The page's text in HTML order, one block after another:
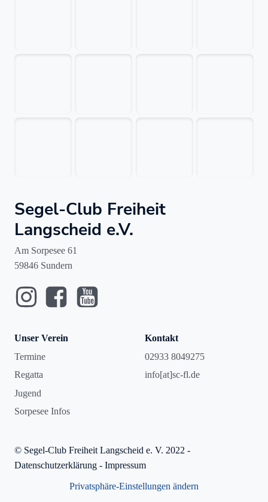
Segel-Club Freiheit
Langscheid e.V.
Am Sorpesee 61
59846 Sundern
Unser Verein
Termine
Regatta
Jugend
Sorpesee Infos
Kontakt
02933 8049275
info[at]sc-fl.de
© Segel-Club Freiheit Langscheid e. V. 2022 -
Datenschutzerklärung - Impressum
Privatsphäre-Einstellungen ändern